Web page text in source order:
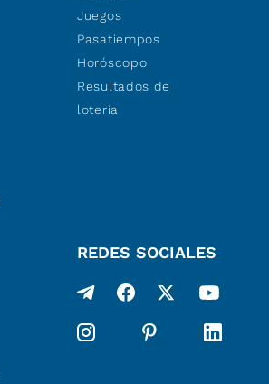
Juegos
Pasatiempos
Horóscopo
Resultados de
lotería
REDES SOCIALES